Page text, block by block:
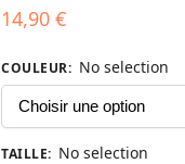
14,90€
COULEUR: No selection
TAILLE: No selection